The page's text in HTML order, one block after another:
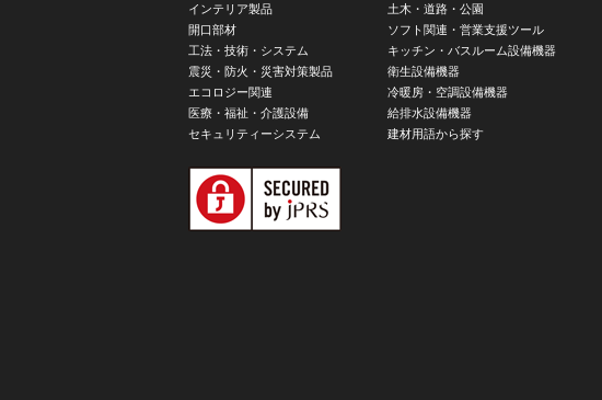
インテリア製品
開口部材
工法・技術・システム
震災・防火・災害対策製品
エコロジー関連
医療・福祉・介護設備
セキュリティーシステム
土木・道路・公園
ソフト関連・営業支援ツール
キッチン・バスルーム設備機器
衛生設備機器
冷暖房・空調設備機器
給排水設備機器
建材用語から探す